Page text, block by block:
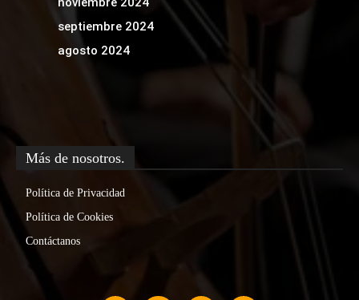
septiembre 2024
agosto 2024
Más de nosotros.
Política de Privacidad
Política de Cookies
Contáctanos